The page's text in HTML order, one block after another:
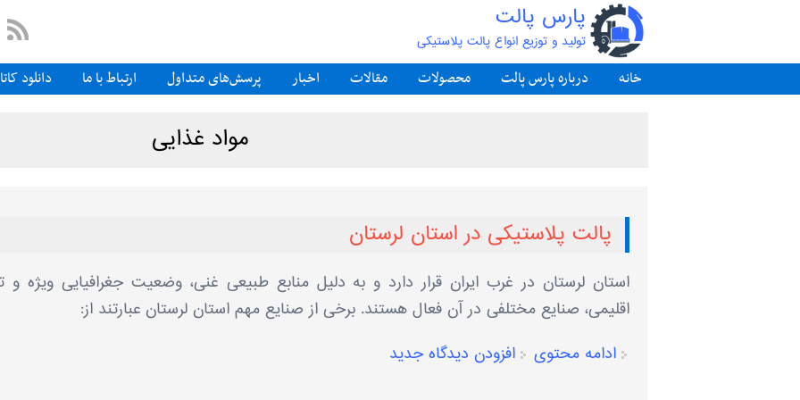
پارس پالت
تولید و توزیع انواع پالت پلاستیکی
خانه درباره پارس پالت محصولات مقالات اخبار پرسش‌های متداول ارتباط با ما دانلود
مواد غذایی
پالت پلاستیکی در استان لرستان
استان لرستان در غرب ایران قرار دارد و به دلیل منابع طبیعی غنی، وضعیت جغرافیایی ویژه و
اقلیمی، صنایع مختلفی در آن فعال هستند. برخی از صنایع مهم استان لرستان عبارتند از:
ادامه محتوی
افزودن دیدگاه جدید